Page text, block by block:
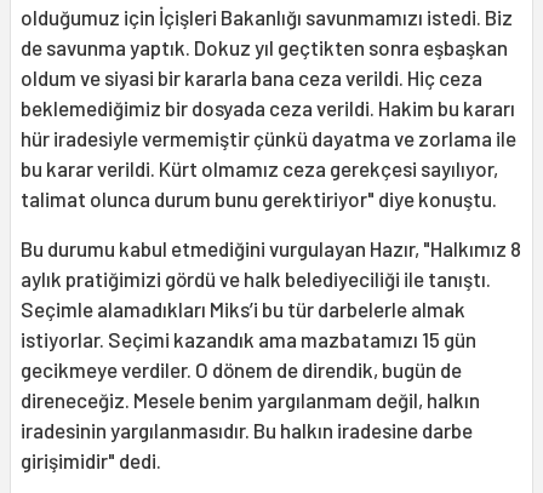
olduğumuz için İçişleri Bakanlığı savunmamızı istedi. Biz
de savunma yaptık. Dokuz yıl geçtikten sonra eşbaşkan
oldum ve siyasi bir kararla bana ceza verildi. Hiç ceza
beklemediğimiz bir dosyada ceza verildi. Hakim bu kararı
hür iradesiyle vermemiştir çünkü dayatma ve zorlama ile
bu karar verildi. Kürt olmamız ceza gerekçesi sayılıyor,
talimat olunca durum bunu gerektiriyor" diye konuştu.
Bu durumu kabul etmediğini vurgulayan Hazır, "Halkımız 8
aylık pratiğimizi gördü ve halk belediyeciliği ile tanıştı.
Seçimle alamadıkları Miks’i bu tür darbelerle almak
istiyorlar. Seçimi kazandık ama mazbatamızı 15 gün
gecikmeye verdiler. O dönem de direndik, bugün de
direneceğiz. Mesele benim yargılanmam değil, halkın
iradesinin yargılanmasıdır. Bu halkın iradesine darbe
girişimidir" dedi.